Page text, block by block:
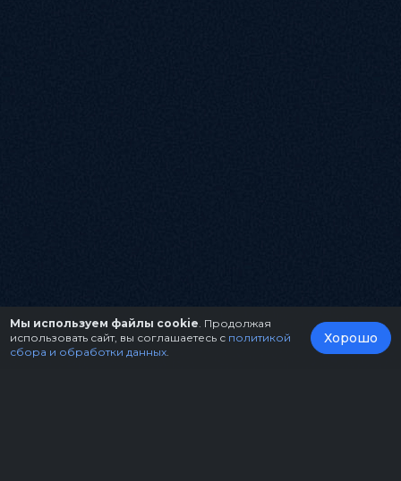
Мы используем файлы cookie . Продолжая
использовать сайт, вы соглашаетесь с политикой
сбора и обработки данных
Хорошо